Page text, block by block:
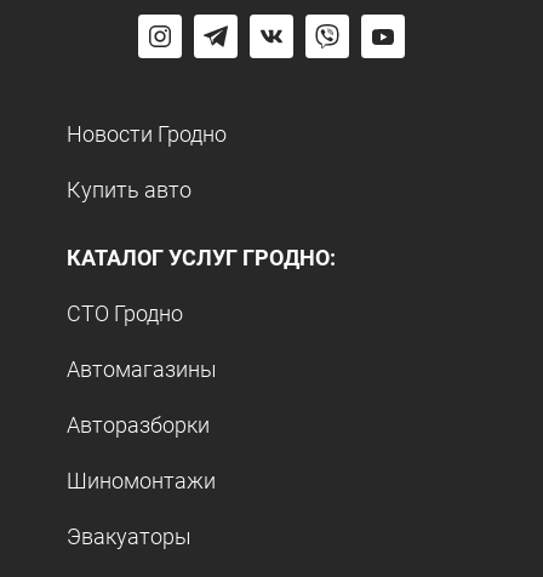
Новости Гродно
Купить авто
КАТАЛОГ УСЛУГ ГРОДНО:
СТО Гродно
Автомагазины
Авторазборки
Шиномонтажи
Эвакуаторы